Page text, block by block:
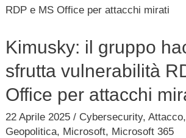
Kimusky: il gruppo
sfrutta vulnerabilità
Office per attacchi
22 Aprile 2025/ Cybersecurity,Attacco,
Geopolitica, Microsoft, Microsoft 365
il
hacker
che
sfrutta
vulnerabilità
RDP